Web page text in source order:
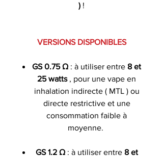
) !
VERSIONS DISPONIBLES
GS 0.75 Ω : à utiliser entre 8 et
25 watts , pour une vape en
inhalation indirecte ( MTL ) ou
directe restrictive et une
consommation faible à
moyenne.
GS 1.2 Ω: à utiliser entre 8 et